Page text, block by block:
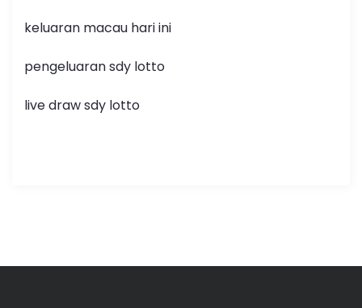
keluaran macau hari ini
pengeluaran sdy lotto
live draw sdy lotto